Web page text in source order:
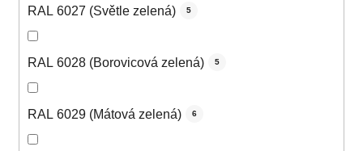
RAL 6027 (Světle zelená) 5
RAL 6028 (Borovicová zelená) 5
RAL 6029 (Mátová zelená) 6